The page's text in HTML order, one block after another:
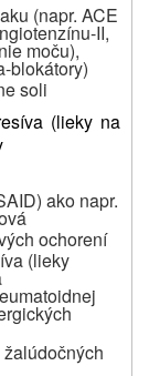
(napr. ACE
II,
moču),
blokátory)
soli
(lieky na
ako napr.
ochorení
(lieky